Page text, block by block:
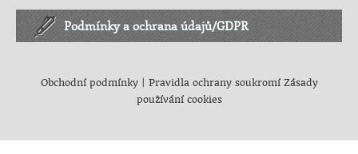
Podmínky a ochrana údajů/GDPR
Obchodní podmínky| Pravidla ochrany soukromí Zásady
používání cookies